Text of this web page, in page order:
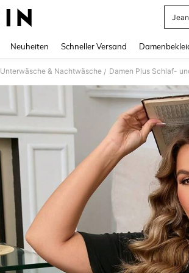
Neuheiten Schneller Versand
Unterwäsche & Nachtwäsche / Damen Plus Schlaf-